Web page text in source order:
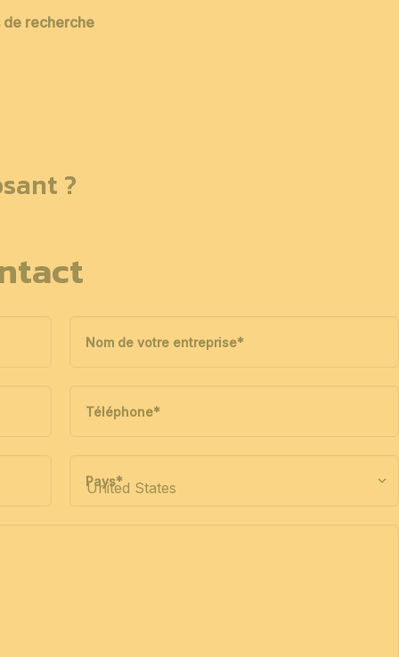
de recherche
?
Nom de votre entreprise*
Téléphone*
Pays*